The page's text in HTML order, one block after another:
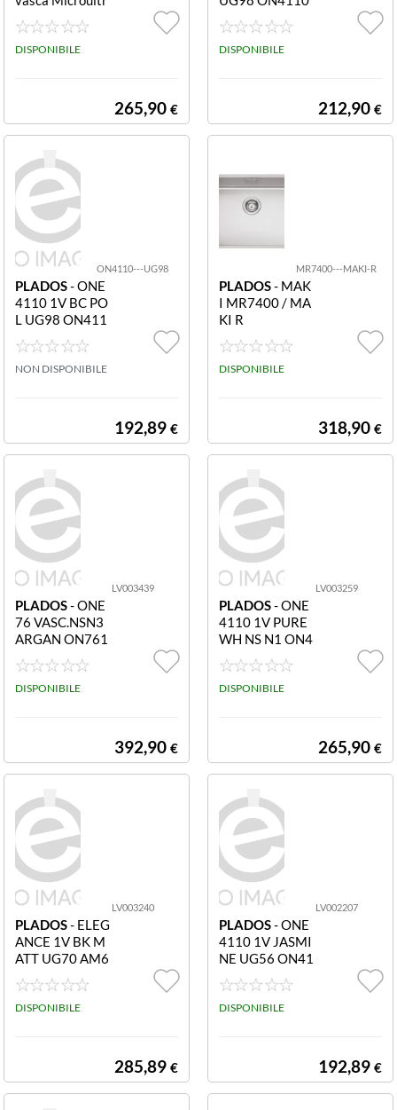
agranit bianco
ONE 7610ST 1
V B.CO UG98 O
DISPONIBILE
265,90 €
ST ON4110ST -
UG98 ONE 411
0ST 1V WH UG
DISPONIBILE
212,90 €
ON4110---UG98
PLADOS- ONE
4110 1V BC PO
L UG98 ON411
0 ON4110 - UG
98 ONE 4110 1
V BC POL UG98
NON DISPONIBILE
192,89 €
MR7400---MAKI-R
PLADOS- MAK
I MR7400 / MA
KI R
DISPONIBILE
318,90 €
LV003439
PLADOS- ONE
76 VASC.NSN3
ARGAN ON761
0IT
DISPONIBILE
392,90 €
LV003259
PLADOS- ONE
4110 1V PURE
WH NS N1 ON4
110
DISPONIBILE
265,90 €
LV003240
PLADOS- ELEG
ANCE 1V BK M
ATT UG70 AM6
510
DISPONIBILE
285,89 €
LV002207
PLADOS- ONE
4110 1V JASMI
NE UG56 ON41
10
DISPONIBILE
192,89 €